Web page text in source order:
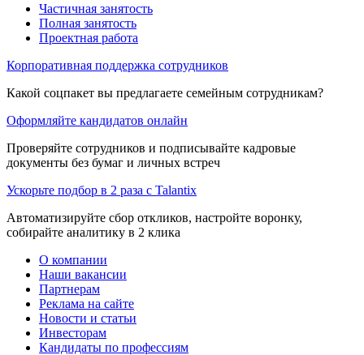
Частичная занятость
Полная занятость
Проектная работа
Корпоративная поддержка сотрудников
Какой соцпакет вы предлагаете семейным сотрудникам?
Оформляйте кандидатов онлайн
Проверяйте сотрудников и подписывайте кадровые
документы без бумаг и личных встреч
Ускорьте подбор в 2 раза с Talantix
Автоматизируйте сбор откликов, настройте воронку,
собирайте аналитику в 2 клика
О компании
Наши вакансии
Партнерам
Реклама на сайте
Новости и статьи
Инвесторам
Кандидаты по профессиям